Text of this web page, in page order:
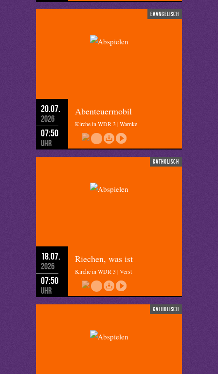
evangelisch
20.07.
2026
07:50
Uhr
Abenteuermobil
Kirche in WDR 3 | Warnke
katholisch
18.07.
2026
07:50
Uhr
Riechen, was ist
Kirche in WDR 3 | Verst
katholisch